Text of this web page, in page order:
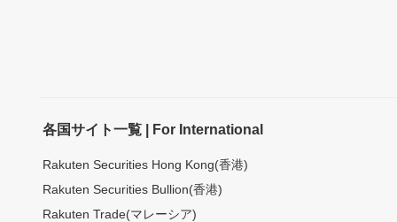
各国サイト一覧 | For International
Rakuten Securities Hong Kong(香港)
Rakuten Securities Bullion(香港)
Rakuten Trade(マレーシア)